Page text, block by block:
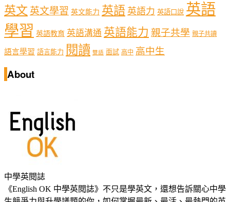
英文 英文學習 英文能力 英語 英語力 英語口說 英語
學習 英語教育 英語溝通 英語能力 親子共學 親子共讀
語言學習 語言能力 閱讀 雙語 面試 高中 高中生
About
中學英閱誌
《English OK 中學英閱誌》不只是學英文，還想告訴關心中學